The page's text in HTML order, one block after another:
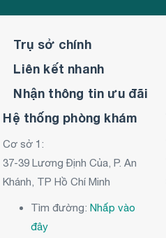
Trụ sở chính
Liên kết nhanh
Nhận thông tin ưu đãi
Hệ thống phòng khám
Cơ sở 1:
37-39 Lương Định Của, P. An
Khánh, TP Hồ Chí Minh
Tìm đường:Nhấp vào
đây